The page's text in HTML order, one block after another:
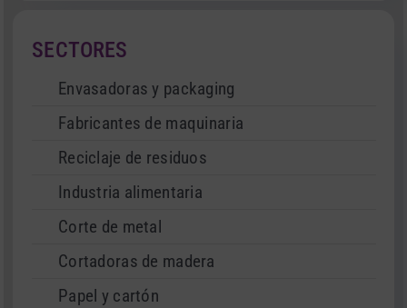
SECTORES
Envasadoras y packaging
Fabricantes de maquinaria
Reciclaje de residuos
Industria alimentaria
Corte de metal
Cortadoras de madera
Papel y cartón